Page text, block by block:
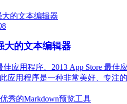
大的文本编辑器
佳应用程序、2013 App Store 最
应用程序是一种非常美好、专注